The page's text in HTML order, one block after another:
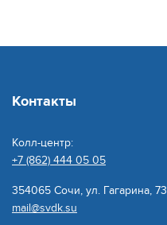
Контакты
Колл-центр:
+7 (862) 444 05 05
354065 Сочи, ул. Гагарина, 73
mail@svdk.su